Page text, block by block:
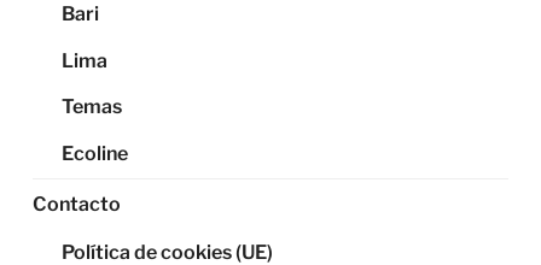
Bari
Lima
Temas
Ecoline
Contacto
Política de cookies (UE)